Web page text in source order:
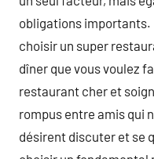
obligations importants.
choisir un super
dîner que vous voulez
restaurant cher et
rompus entre amis qui
désirent discuter et se